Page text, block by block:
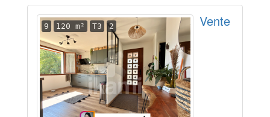
9 120 m² T3 2 Vente